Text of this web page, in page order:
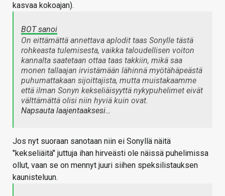
kasvaa kokoajan).
BOT sanoi
On eittämättä annettava aplodit taas Sonylle tästä
rohkeasta tulemisesta, vaikka taloudellisen voiton
kannalta saatetaan ottaa taas takkiin, mikä saa
monen tallaajan irvistämään lähinnä myötähäpeästä
puhumattakaan sijoittajista, mutta muistakaamme
että ilman Sonyn kekseliäisyyttä nykypuhelimet eivät
välttämättä olisi niin hyviä kuin ovat.
Napsauta laajentaaksesi…
Jos nyt suoraan sanotaan niin ei Sonyllä näitä
"kekseliäitä" juttuja ihan hirveästi ole näissä puhelimissa
ollut, vaan se on mennyt juuri siihen speksilistauksen
kaunisteluun.